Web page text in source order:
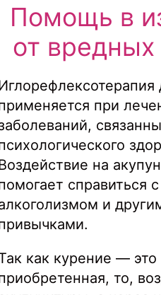
Помощь в
от
при
на
справиться
и
как курение — это
то,